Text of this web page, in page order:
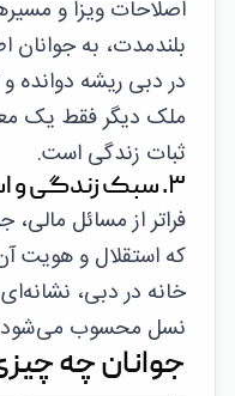
اصلاحات ویزا و
بلندمدت، به جوانان
در دبی ریشه دوانده
ملک دیگر فقط یک
ثبات زندگی است.
۳. سبک زندگی و استقلال
فراتر از مسائل
که استقلال و هویت
خانه در دبی،
نسل محسوب
جوانان چه